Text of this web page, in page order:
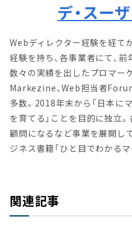
デ・スー
Webディレクター経験を経て
経験を持ち、各事業者にて、
数々の実績を出したプロマー
Markezine、Web担当者
多数。2018年末から「日本に
を育てる」ことを目的に独立
顧問になるなど事業を展開し
ジネス書籍「ひと目でわかるマ
関連記事